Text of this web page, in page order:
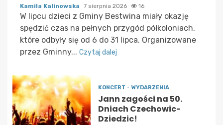
Kamila Kalinowska 7 sierpnia 2026 16
W lipcu dzieci z Gminy Bestwina miały okazję
spędzić czas na pełnych przygód półkoloniach,
które odbyły się od 6 do 31 lipca. Organizowane
przez Gminny... Czytaj dalej
KONCERT WYDARZENIA
Jann zagości na 50.
Dniach Czechowic-
Dziedzic!